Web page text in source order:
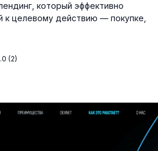
который эффективно
к целевому действию — покупке,
(2)